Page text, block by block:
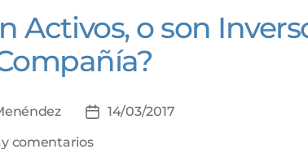
Activos, o son
Fecha
14/03/2017
comentariosen